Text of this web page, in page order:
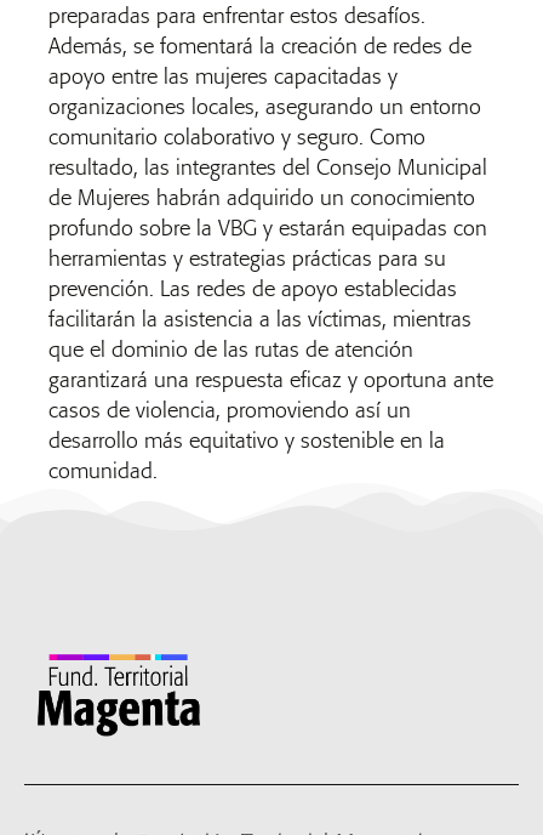
preparadas para enfrentar estos desafíos.
Además, se fomentará la creación de redes de
apoyo entre las mujeres capacitadas y
organizaciones locales, asegurando un entorno
comunitario colaborativo y seguro. Como
resultado, las integrantes del Consejo Municipal
de Mujeres habrán adquirido un conocimiento
profundo sobre la VBG y estarán equipadas con
herramientas y estrategias prácticas para su
prevención. Las redes de apoyo establecidas
facilitarán la asistencia a las víctimas, mientras
que el dominio de las rutas de atención
garantizará una respuesta eficaz y oportuna ante
casos de violencia, promoviendo así un
desarrollo más equitativo y sostenible en la
comunidad.